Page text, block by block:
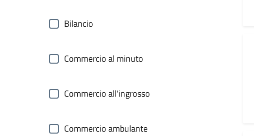
Bilancio
Commercio al minuto
Commercio all'ingrosso
Commercio ambulante